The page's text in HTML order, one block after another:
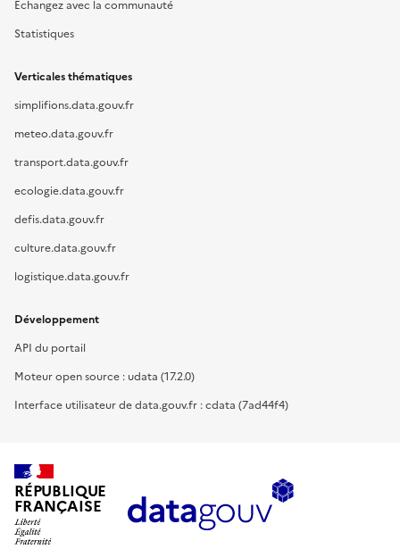
Échangez avec la communauté
Statistiques
Verticales thématiques
simplifions.data.gouv.fr
meteo.data.gouv.fr
transport.data.gouv.fr
ecologie.data.gouv.fr
defis.data.gouv.fr
culture.data.gouv.fr
logistique.data.gouv.fr
Développement
API du portail
Moteur open source : udata (17.2.0)
Interface utilisateur de data.gouv.fr : cdata (7ad44f4)
RÉPUBLIQUE
FRANÇAISE